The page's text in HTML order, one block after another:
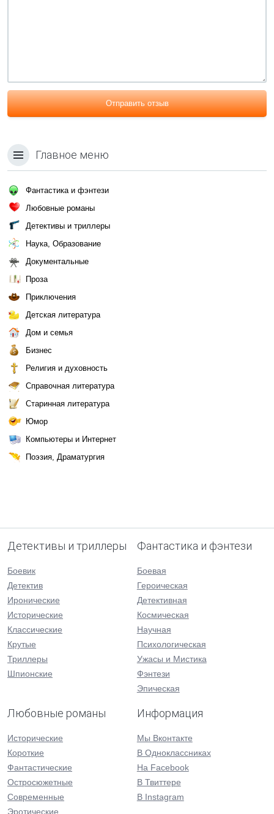
Отправить отзыв
Главное меню
Фантастика и фэнтези
Любовные романы
Детективы и триллеры
Наука, Образование
Документальные
Проза
Приключения
Детская литература
Дом и семья
Бизнес
Религия и духовность
Справочная литература
Старинная литература
Юмор
Компьютеры и Интернет
Поэзия, Драматургия
Детективы и триллеры
Боевик
Детектив
Иронические
Исторические
Классические
Крутые
Триллеры
Шпионские
Фантастика и фэнтези
Боевая
Героическая
Детективная
Космическая
Научная
Психологическая
Ужасы и Мистика
Фэнтези
Эпическая
Любовные романы
Исторические
Короткие
Фантастические
Остросюжетные
Современные
Эротические
Информация
Мы Вконтакте
В Одноклассниках
На Facebook
В Твиттере
В Instagram